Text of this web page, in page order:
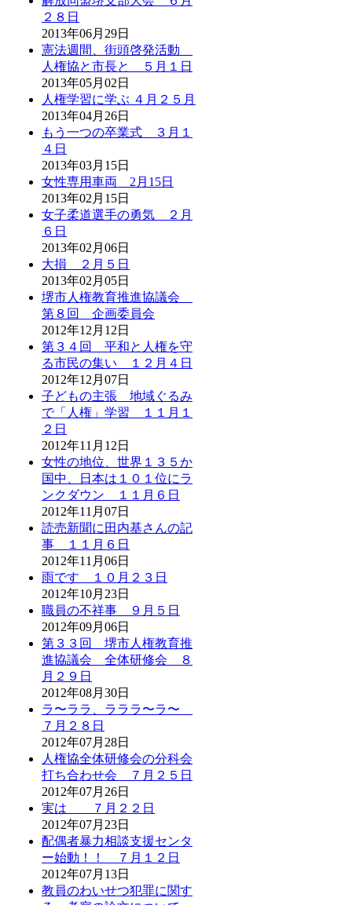
２８日
2013年06月29日
憲法週間、街頭啓発活動
人権協と市長と ５月１日
2013年05月02日
人権学習に学ぶ ４月２５月
2013年04月26日
もう一つの卒業式 ３月１
４日
2013年03月15日
女性専用車両 2月15日
2013年02月15日
女子柔道選手の勇気 ２月
６日
2013年02月06日
大損 ２月５日
2013年02月05日
堺市人権教育推進協議会
第８回 企画委員会
2012年12月12日
第３４回 平和と人権を守
る市民の集い １２月４日
2012年12月07日
子どもの主張 地域ぐるみ
で「人権」学習 １１月１
２日
2012年11月12日
女性の地位、世界１３５か
国中、日本は１０１位にラ
ンクダウン １１月６日
2012年11月07日
読売新聞に田内基さんの記
事 １１月６日
2012年11月06日
雨です １０月２３日
2012年10月23日
職員の不祥事 ９月５日
2012年09月06日
第３３回 堺市人権教育推
進協議会 全体研修会 ８
月２９日
2012年08月30日
ラ〜ララ、ラララ〜ラ〜
７月２８日
2012年07月28日
人権協全体研修会の分科会
打ち合わせ会 ７月２５日
2012年07月26日
実は ７月２２日
2012年07月23日
配偶者暴力相談支援センタ
ー始動！！ ７月１２日
2012年07月13日
教員のわいせつ犯罪に関す